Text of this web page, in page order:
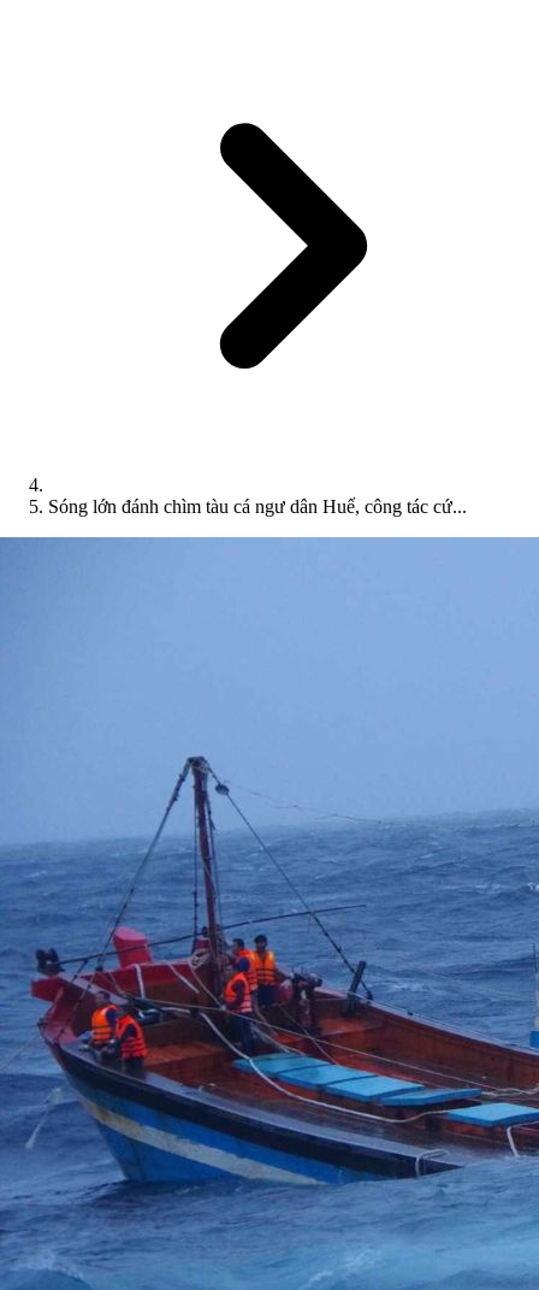
Sóng lớn đánh chìm tàu cá ngư dân Huế, công tác cứ...